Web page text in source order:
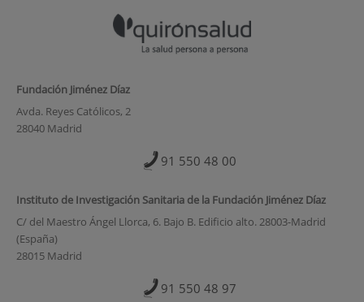
Fundación Jiménez Díaz
Avda. Reyes Católicos, 2
28040 Madrid
91 550 48 00
Instituto de Investigación Sanitaria de la Fundación Jiménez Díaz
C/ del Maestro Ángel Llorca, 6. Bajo B. Edificio alto. 28003-Madrid
(España)
28015 Madrid
91 550 48 97